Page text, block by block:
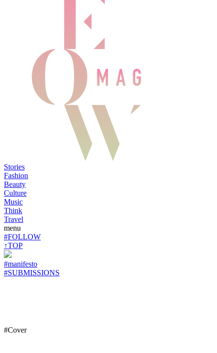
Stories
Fashion
Beauty
Culture
Music
Think
Travel
menu
#FOLLOW
↑TOP
#manifesto
#SUBMISSIONS
#Cover